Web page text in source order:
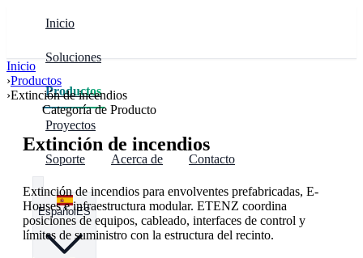
Inicio
Soluciones
Soluciones
Infraestructura prefabricada
Distribución eléctrica y control
Centros de datos y cómputo
Productos
Productos
Envolventes Modulares
Integración Eléctrica
Gestión Térmica
Proyectos
Industrias
Centros de datos y cómputo
Renovables y almacenamiento
Minería e industria
Soporte Acerca de Contacto
EspañolES
Inicio
›Productos
›Extinción de incendios
Categoría de Producto
Extinción de incendios
Extinción de incendios para envolventes prefabricadas, E-
Houses e infraestructura modular. ETENZ coordina
posiciones de equipos, cableado, interfaces de control y
límites de suministro con la estructura del recinto.